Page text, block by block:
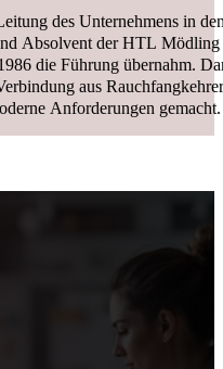
des Unternehmens in
Absolvent der HTL
die Führung übernahm.
aus
Anforderungen gemacht.